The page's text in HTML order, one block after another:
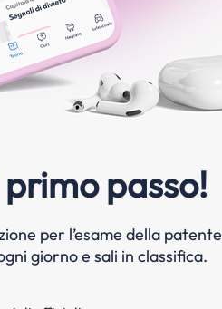
passo!
per l’esame della patente
giorno e sali in classifica.